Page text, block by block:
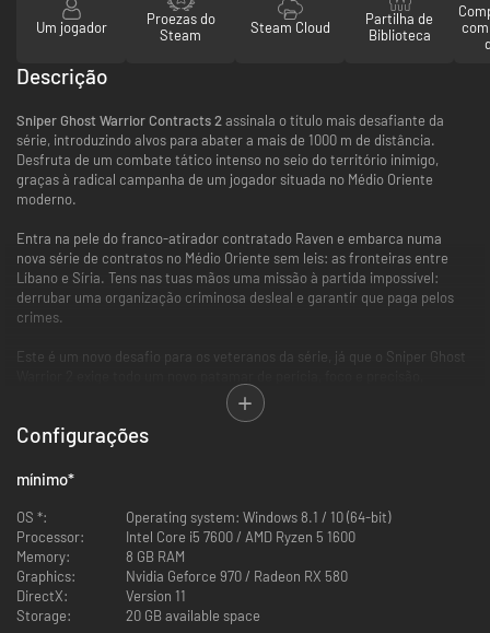
Um jogador
Proezas do
Steam
Steam Cloud
Partilha de
Biblioteca
Descrição
Sniper Ghost Warrior Contracts 2 assinala o título mais desafiante da
série, introduzindo alvos para abater a mais de 1000 m de distância.
Desfruta de um combate tático intenso no seio do território inimigo,
graças à radical campanha de um jogador situada no Médio Oriente
moderno.
Entra na pele do franco-atirador contratado Raven e embarca numa
nova série de contratos no Médio Oriente sem leis: as fronteiras entre
Líbano e Síria. Tens nas tuas mãos uma missão à partida impossível:
derrubar uma organização criminosa desleal e garantir que paga pelos
crimes.
Este é um novo desafio para os veteranos da série, já que o Sniper Ghost
introduzindo pela primeira vez alvos a mais de 1000 m de distância.
Desenvolvido pelo mesmo estúdio responsável pelo jogo original,
ultra realista. Domina um amplo arsenal de armamento inspirado em
Enfrenta os inimigos mais realistas que já viste na série.
Com o mais recente equipamento ao teu dispor, podes repetir cada
contrato numa variedade de formas. Reinicia a missão com uma
abordagem diferente para completar todos os objetivos. Prepara-te para
gastar os pagamentos em armamento e dispositivos melhorados.
Configurações
mínimo*
OS *:
Operating system: Windows 8.1 / 10 (64-bit)
Processor:
Intel Core i5 7600 / AMD Ryzen 5 1600
Memory:
8 GB RAM
Graphics:
Nvidia Geforce 970 / Radeon RX 580
DirectX:
Version 11
Storage:
20 GB available space